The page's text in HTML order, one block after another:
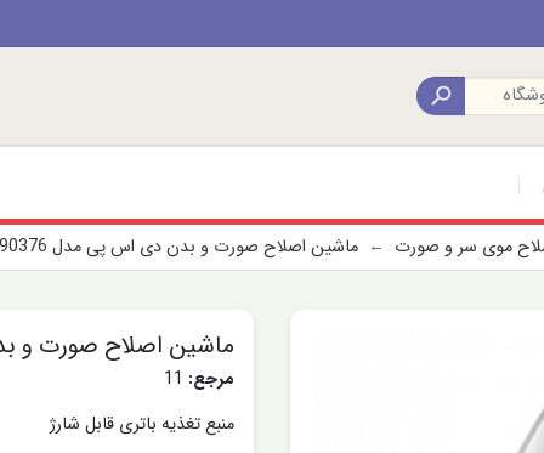

موی سر و صورت ماشین اصلاح صورت و بدن دی اس پی مدل 90376
ماشین اصلاح صورت و
مرجع:
منبع تغذیه باتری قابل شارژ